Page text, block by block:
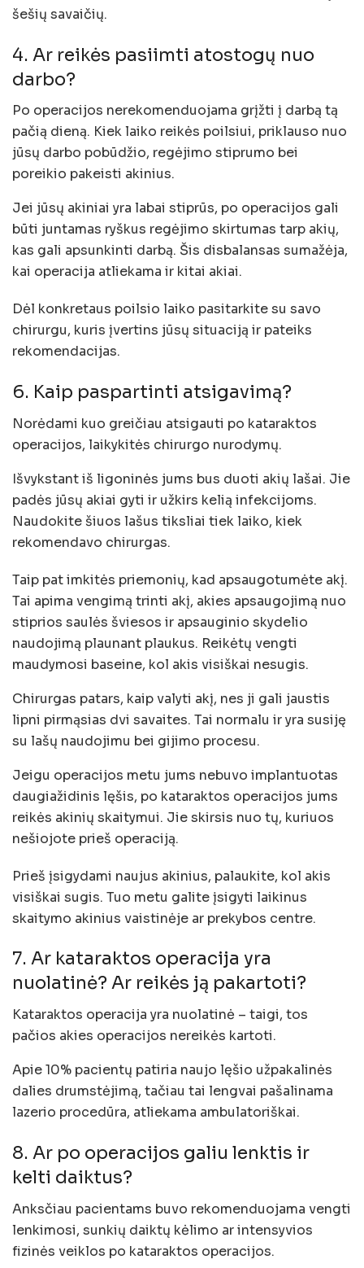
šešių savaičių.
4. Ar reikės pasiimti atostogų nuo
darbo?
Po operacijos nerekomenduojama grįžti į darbą tą
pačią dieną. Kiek laiko reikės poilsiui, priklauso nuo
jūsų darbo pobūdžio, regėjimo stiprumo bei
poreikio pakeisti akinius.
Jei jūsų akiniai yra labai stiprūs, po operacijos gali
būti juntamas ryškus regėjimo skirtumas tarp akių,
kas gali apsunkinti darbą. Šis disbalansas sumažėja,
kai operacija atliekama ir kitai akiai.
Dėl konkretaus poilsio laiko pasitarkite su savo
chirurgu, kuris įvertins jūsų situaciją ir pateiks
rekomendacijas.
6. Kaip paspartinti atsigavimą?
Norėdami kuo greičiau atsigauti po kataraktos
operacijos, laikykitės chirurgo nurodymų.
Išvykstant iš ligoninės jums bus duoti akių lašai. Jie
padės jūsų akiai gyti ir užkirs kelią infekcijoms.
Naudokite šiuos lašus tiksliai tiek laiko, kiek
rekomendavo chirurgas.
Taip pat imkitės priemonių, kad apsaugotumėte akį.
Tai apima vengimą trinti akį, akies apsaugojimą nuo
stiprios saulės šviesos ir apsauginio skydelio
naudojimą plaunant plaukus. Reikėtų vengti
maudymosi baseine, kol akis visiškai nesugis.
Chirurgas patars, kaip valyti akį, nes ji gali jaustis
lipni pirmąsias dvi savaites. Tai normalu ir yra susiję
su lašų naudojimu bei gijimo procesu.
Jeigu operacijos metu jums nebuvo implantuotas
daugiažidinis lęšis, po kataraktos operacijos jums
reikės akinių skaitymui. Jie skirsis nuo tų, kuriuos
nešiojote prieš operaciją.
Prieš įsigydami naujus akinius, palaukite, kol akis
visiškai sugis. Tuo metu galite įsigyti laikinus
skaitymo akinius vaistinėje ar prekybos centre.
7. Ar kataraktos operacija yra
nuolatinė? Ar reikės ją pakartoti?
Kataraktos operacija yra nuolatinė – taigi, tos
pačios akies operacijos nereikės kartoti.
Apie 10% pacientų patiria naujo lęšio užpakalinės
dalies drumstėjimą, tačiau tai lengvai pašalinama
lazerio procedūra, atliekama ambulatoriškai.
8. Ar po operacijos galiu lenktis ir
kelti daiktus?
Anksčiau pacientams buvo rekomenduojama vengti
lenkimosi, sunkių daiktų kėlimo ar intensyvios
fizinės veiklos po kataraktos operacijos.